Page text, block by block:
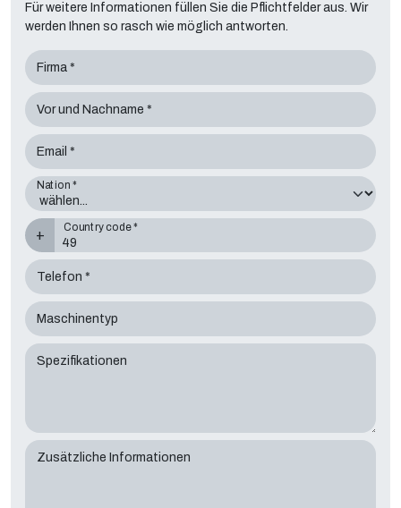
Für weitere Informationen füllen Sie die Pflichtfelder aus. Wir
werden Ihnen so rasch wie möglich antworten.
Firma *
Vor und Nachname *
Email *
Nation *
+
Country code *
Telefon *
Maschinentyp
Spezifikationen
Zusätzliche Informationen